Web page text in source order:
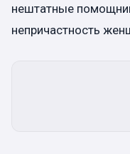
нештатные
непричастность